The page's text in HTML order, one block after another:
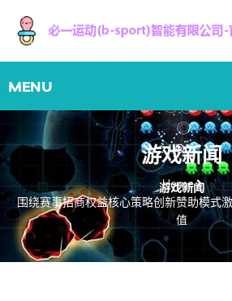
游戏新闻
Home
围绕赛事招商权益核心策略创新赞助模式
值